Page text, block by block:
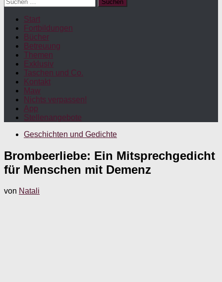
nach:
Start
Fortbildungen
Bücher
Betreuung
Themen
Exklusiv
Taschen und Co.
Kontakt
Maw
Nichts verpassen!
App
Stellenangebote
Geschichten und Gedichte
Brombeerliebe: Ein Mitsprechgedicht
für Menschen mit Demenz
von Natali